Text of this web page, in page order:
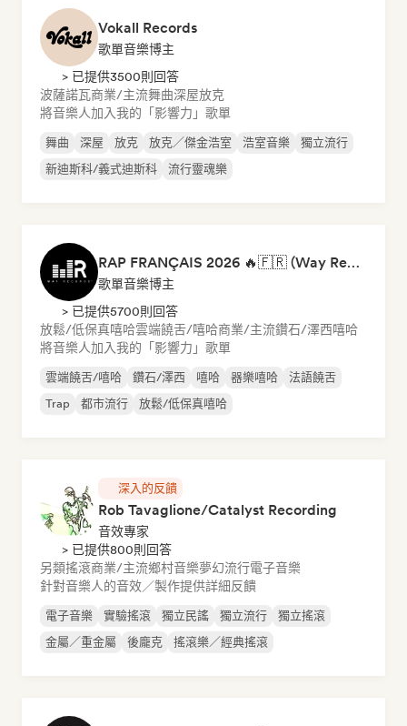
Vokall Records
歌單音樂博主
> 已提供3500則回答
波薩諾瓦商業/主流舞曲深屋放克
將音樂人加入我的「影響力」歌單
舞曲 深屋 放克 放克／傑金浩室 浩室音樂
獨立流行
新迪斯科/義式迪斯科
流行靈魂樂
RAP FRANÇAIS 2026 🔥🇫🇷 (Way Records)
歌單音樂博主
> 已提供5700則回答
放鬆/低保真嘻哈雲端饒舌/嘻哈商業/主流鑽石/澤西嘻哈
將音樂人加入我的「影響力」歌單
雲端饒舌/嘻哈 鑽石/澤西 嘻哈 器樂嘻哈
法語饒舌
Trap
都市流行 放鬆/低保真嘻哈
深入的反饋
Rob Tavaglione/Catalyst Recording
音效專家
> 已提供800則回答
另類搖滾商業/主流鄉村音樂夢幻流行電子音樂
針對音樂人的音效／製作提供詳細反饋
電子音樂 實驗搖滾 獨立民謠 獨立流行
獨立搖滾
金屬／重金屬
後龐克 搖滾樂／經典搖滾